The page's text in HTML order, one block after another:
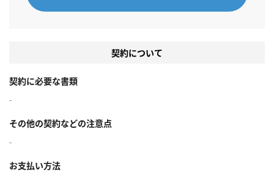
契約について
契約に必要な書類
-
その他の契約などの注意点
-
お支払い方法